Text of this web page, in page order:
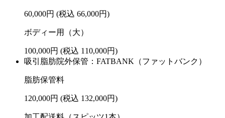
60,000円 (税込 66,000円)
ボディー用（大）
100,000円 (税込 110,000円)
吸引脂肪院外保管：FATBANK（ファットバンク）
脂肪保管料
120,000円 (税込 132,000円)